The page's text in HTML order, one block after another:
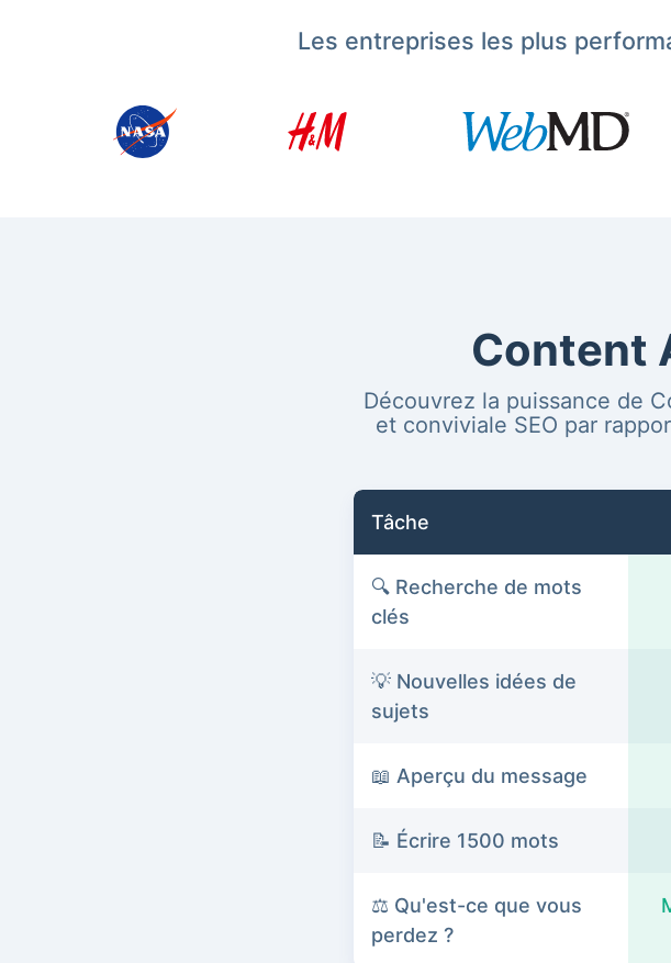
Les entreprises les plus
Content
Découvrez la puissance de
et conviviale SEO par
Tâche
🔍 Recherche de mots
clés
💡 Nouvelles idées de
sujets
📖 Aperçu du message
📝 Écrire 1500 mots
⚖️ Qu'est-ce que vous
perdez ?